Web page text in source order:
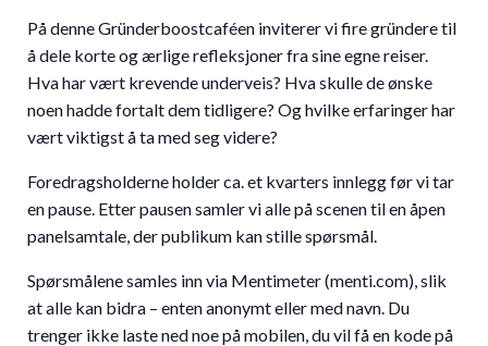
På denne Gründerboostcaféen inviterer vi fire gründere til
å dele korte og ærlige refleksjoner fra sine egne reiser.
Hva har vært krevende underveis? Hva skulle de ønske
noen hadde fortalt dem tidligere? Og hvilke erfaringer har
vært viktigst å ta med seg videre?
Foredragsholderne holder ca. et kvarters innlegg før vi tar
en pause. Etter pausen samler vi alle på scenen til en åpen
panelsamtale, der publikum kan stille spørsmål.
Spørsmålene samles inn via Mentimeter (menti.com), slik
at alle kan bidra – enten anonymt eller med navn. Du
trenger ikke laste ned noe på mobilen, du vil få en kode på